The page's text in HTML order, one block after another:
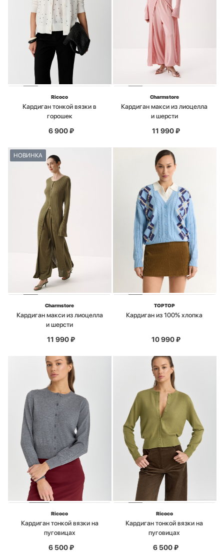
Ricoco
Кардиган тонкой вязки в
горошек
6 900₽
Charmstore
Кардиган макси из лиоцелла
и шерсти
11 990₽
НОВИНКА
Charmstore
Кардиган макси из лиоцелла
и шерсти
11 990₽
TOPTOP
Кардиган из 100% хлопка
10 990₽
Ricoco
Кардиган тонкой вязки на
пуговицах
6 500₽
Ricoco
Кардиган тонкой вязки на
пуговицах
6 500₽